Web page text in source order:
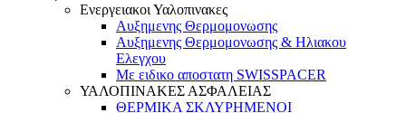
Ενεργειακοι Υαλοπινακες
Αυξημενης Θερμομονωσης
Αυξημενης Θερμομονωσης & Ηλιακου
Ελεγχου
Με ειδικο αποστατη SWISSPACER
ΥΑΛΟΠΙΝΑΚΕΣ ΑΣΦΑΛΕΙΑΣ
ΘΕΡΜΙΚΑ ΣΚΛΥΡΗΜΕΝΟΙ